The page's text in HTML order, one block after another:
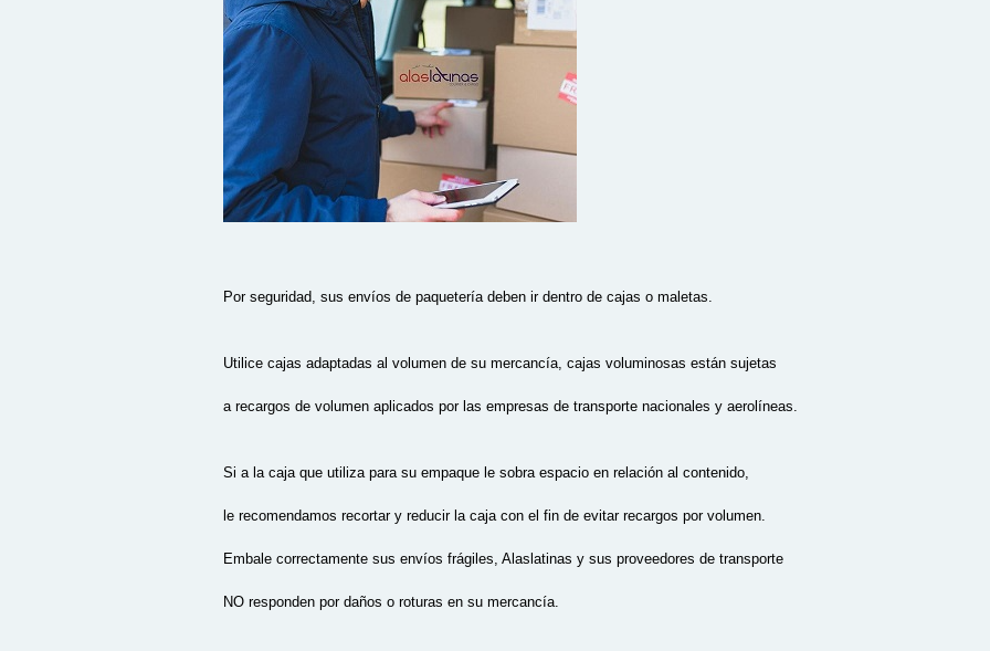
Por seguridad, sus envíos de paquetería deben ir dentro de cajas o maletas.
Utilice cajas adaptadas al volumen de su mercancía, cajas voluminosas están sujetas
a recargos de volumen aplicados por las empresas de transporte nacionales y aerolíneas.
Si a la caja que utiliza para su empaque le sobra espacio en relación al contenido,
le recomendamos recortar y reducir la caja con el fin de evitar recargos por volumen.
Embale correctamente sus envíos frágiles, Alaslatinas y sus proveedores de transporte
NO responden por daños o roturas en su mercancía.